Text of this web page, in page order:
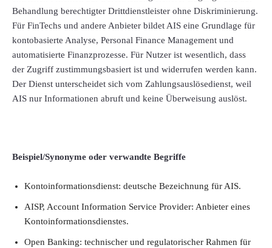
Behandlung berechtigter Drittdienstleister ohne Diskriminierung.
Für FinTechs und andere Anbieter bildet AIS eine Grundlage für
kontobasierte Analyse, Personal Finance Management und
automatisierte Finanzprozesse. Für Nutzer ist wesentlich, dass
der Zugriff zustimmungsbasiert ist und widerrufen werden kann.
Der Dienst unterscheidet sich vom Zahlungsauslösedienst, weil
AIS nur Informationen abruft und keine Überweisung auslöst.
Beispiel/Synonyme oder verwandte Begriffe
Kontoinformationsdienst: deutsche Bezeichnung für AIS.
AISP, Account Information Service Provider: Anbieter eines
Kontoinformationsdienstes.
Open Banking: technischer und regulatorischer Rahmen für